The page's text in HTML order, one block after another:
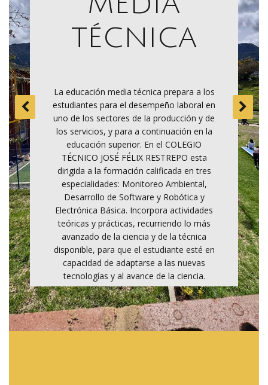
y
de
del
los
el
de
la
y la
técnica
La educación media técnica prepara a los
estudiantes para el desempeño laboral en
uno de los sectores de la producción y de
los servicios, y para a continuación en la
educación superior. En el COLEGIO
TÉCNICO JOSÉ FÉLIX RESTREPO esta
dirigida a la formación calificada en tres
especialidades: Monitoreo Ambiental,
Desarrollo de Software y Robótica y
Electrónica Básica. Incorpora actividades
teóricas y prácticas, recurriendo lo más
avanzado de la ciencia y de la técnica
disponible, para que el estudiante esté en
capacidad de adaptarse a las nuevas
tecnologías y al avance de la ciencia.
de